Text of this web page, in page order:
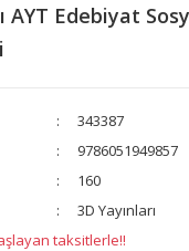
AYT Edebiyat
343387
9786051949857
160
3D Yayınları
taksitlerle!!